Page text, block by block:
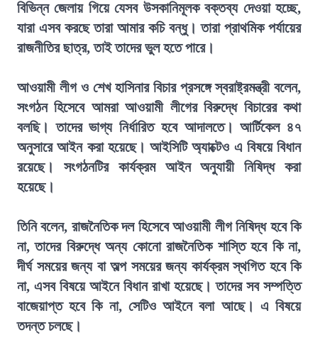
বিভিন্ন জেলায় গিয়ে যেসব উসকানিমূলক বক্তব্য দেওয়া হচ্ছে,
যারা এসব করছে তারা আমার কচি বন্ধু। তারা প্রাথমিক পর্যায়ের
রাজনীতির ছাত্র, তাই তাদের ভুল হতে পারে।
আওয়ামী লীগ ও শেখ হাসিনার বিচার প্রসঙ্গে স্বরাষ্ট্রমন্ত্রী বলেন,
সংগঠন হিসেবে আমরা আওয়ামী লীগের বিরুদ্ধে বিচারের কথা
বলছি। তাদের ভাগ্য নির্ধারিত হবে আদালতে। আর্টিকেল ৪৭
অনুসারে আইন করা হয়েছে। আইসিটি অ্যাক্টেও এ বিষয়ে বিধান
রয়েছে। সংগঠনটির কার্যক্রম আইন অনুযায়ী নিষিদ্ধ করা
হয়েছে।
তিনি বলেন, রাজনৈতিক দল হিসেবে আওয়ামী লীগ নিষিদ্ধ হবে কি
না, তাদের বিরুদ্ধে অন্য কোনো রাজনৈতিক শাস্তি হবে কি না,
দীর্ঘ সময়ের জন্য বা অল্প সময়ের জন্য কার্যক্রম স্থগিত হবে কি
না, এসব বিষয়ে আইনে বিধান রাখা হয়েছে। তাদের সব সম্পত্তি
বাজেয়াপ্ত হবে কি না, সেটিও আইনে বলা আছে। এ বিষয়ে
তদন্ত চলছে।